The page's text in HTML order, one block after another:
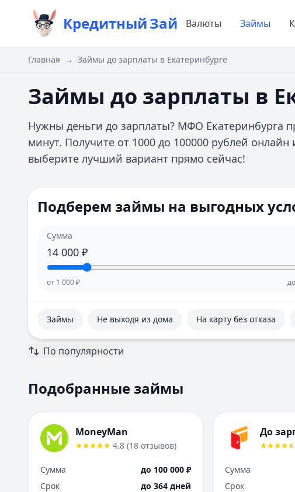
КредитныйЗай Валюты Займы
Главная → Займы до зарплаты в Екатеринбурге
Займы до зарплаты в
Нужны деньги до зарплаты? МФО Екатеринбурга
минут. Получите от 1000 до 100000 рублей
выберите лучший вариант прямо сейчас!
Подберем займы на выгодных
Сумма
14 000 ₽
от 1 000₽ до
Займы Не выходя из дома На карту без отказа
По популярности
Подобранные займы
MoneyMan
4.8 (18 отзывов)
Сумма
до 100 000 ₽
Срок
до 364 дней
До
Сумма
Срок